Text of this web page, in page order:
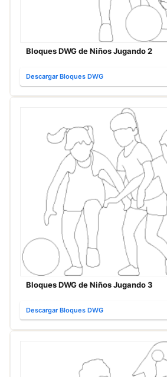
Bloques DWG de Niños Jugando 2
Descargar Bloques DWG
Bloques DWG de Niños Jugando 3
Descargar Bloques DWG